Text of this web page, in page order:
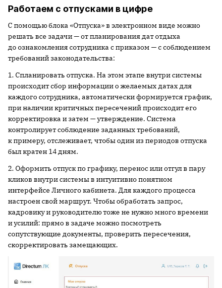
Работаем с отпусками в цифре
С помощью блока «Отпуска» в электронном виде можно
решать все задачи — от планирования дат отдыха
до ознакомления сотрудника с приказом — с соблюдением
требований законодательства:
1. Спланировать отпуска. На этом этапе внутри системы
происходит сбор информации о желаемых датах для
каждого сотрудника, автоматически формируется график,
при наличии критичных пересечений происходит его
корректировка и затем — утверждение. Система
контролирует соблюдение заданных требований,
к примеру, отслеживает, чтобы один из периодов отпуска
был кратен 14 дням.
2. Оформить отпуск по графику, перенос или отгул в пару
кликов внутри системы в интуитивно понятном
интерфейсе Личного кабинета. Для каждого процесса
настроен свой маршрут. Чтобы обработать запрос,
кадровику и руководителю тоже не нужно много времени
и усилий: прямо в задаче можно посмотреть
сопутствующие документы, проверить пересечения,
скорректировать замещающих.